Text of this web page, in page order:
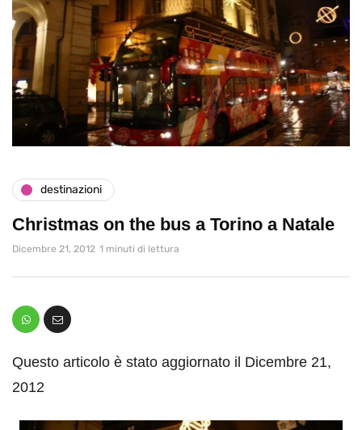
destinazioni
Christmas on the bus a Torino a Natale
Dicembre 21, 2012 1 minuti di lettura
Questo articolo è stato aggiornato il Dicembre 21,
2012